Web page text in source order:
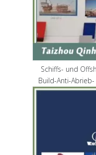
Schiffs- und
Build-Anti-